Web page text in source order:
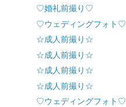
♡婚礼前撮り♡
♡ウェディングフォト♡
☆成人前撮り☆
☆成人前撮り☆
☆成人前撮り☆
☆成人前撮り☆
♡ウェディングフォト♡